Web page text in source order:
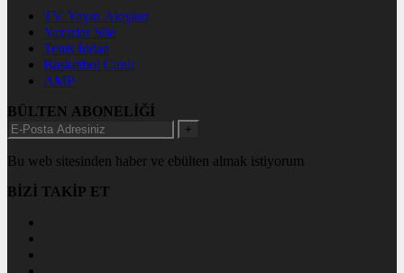
TV Yayın Akışları
Yazarlar Site
Tenis İddaa
Basketbol Canlı
AMP
BÜLTEN ABONELİĞİ
+
Bu web sitesinden haber ve ebülten almak istiyorum
BİZİ TAKİP ET